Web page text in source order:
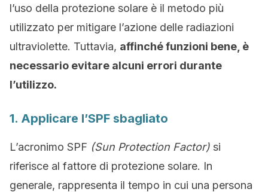
l’uso della protezione solare è il metodo più
utilizzato per mitigare l’azione delle radiazioni
ultraviolette. Tuttavia, affinché funzioni bene, è
necessario evitare alcuni errori durante
l’utilizzo.
1. Applicare l’SPF sbagliato
L’acronimo SPF (Sun Protection Factor) si
riferisce al fattore di protezione solare. In
generale, rappresenta il tempo in cui una persona